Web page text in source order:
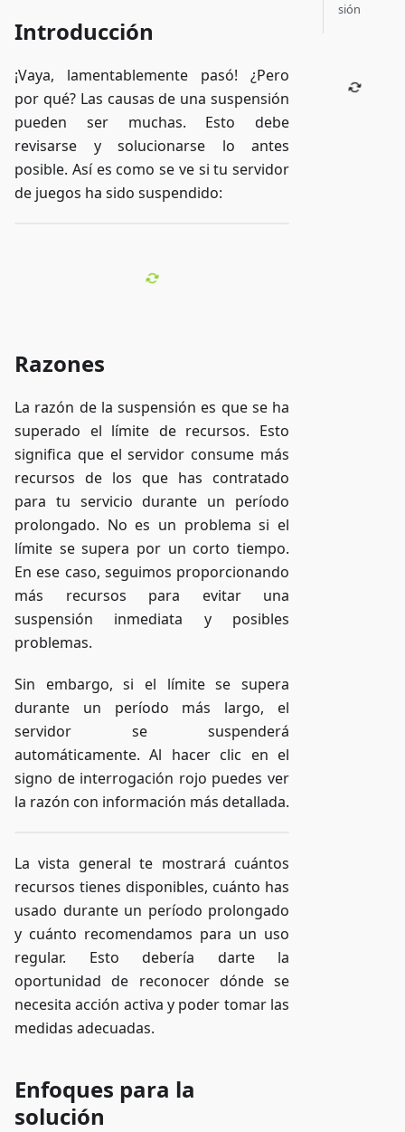
Introducción
¡Vaya, lamentablemente pasó! ¿Pero
por qué? Las causas de una suspensión
pueden ser muchas. Esto debe
revisarse y solucionarse lo antes
posible. Así es como se ve si tu servidor
de juegos ha sido suspendido:
Razones
La razón de la suspensión es que se ha
superado el límite de recursos. Esto
significa que el servidor consume más
recursos de los que has contratado
para tu servicio durante un período
prolongado. No es un problema si el
límite se supera por un corto tiempo.
En ese caso, seguimos proporcionando
más recursos para evitar una
suspensión inmediata y posibles
problemas.
Sin embargo, si el límite se supera
durante un período más largo, el
servidor se suspenderá
automáticamente. Al hacer clic en el
signo de interrogación rojo puedes ver
la razón con información más detallada.
La vista general te mostrará cuántos
recursos tienes disponibles, cuánto has
usado durante un período prolongado
y cuánto recomendamos para un uso
regular. Esto debería darte la
oportunidad de reconocer dónde se
necesita acción activa y poder tomar las
medidas adecuadas.
Enfoques para la
solución
sión